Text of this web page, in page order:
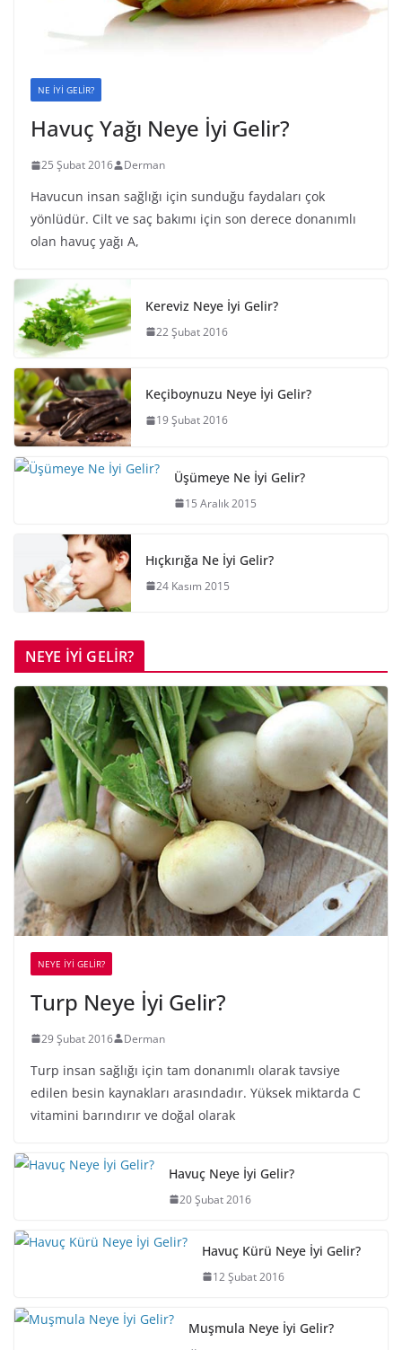
NE İYİ GELİR?
Havuç Yağı Neye İyi Gelir?
25 Şubat 2016 Derman
Havucun insan sağlığı için sunduğu faydaları çok
yönlüdür. Cilt ve saç bakımı için son derece donanımlı
olan havuç yağı A,
Kereviz Neye İyi Gelir?
22 Şubat 2016
Keçiboynuzu Neye İyi Gelir?
19 Şubat 2016
Üşümeye Ne İyi Gelir?
15 Aralık 2015
Hıçkırığa Ne İyi Gelir?
24 Kasım 2015
NEYE İYİ GELİR?
NEYE İYİ GELİR?
Turp Neye İyi Gelir?
29 Şubat 2016 Derman
Turp insan sağlığı için tam donanımlı olarak tavsiye
edilen besin kaynakları arasındadır. Yüksek miktarda C
vitamini barındırır ve doğal olarak
Havuç Neye İyi Gelir?
20 Şubat 2016
Havuç Kürü Neye İyi Gelir?
12 Şubat 2016
Muşmula Neye İyi Gelir?